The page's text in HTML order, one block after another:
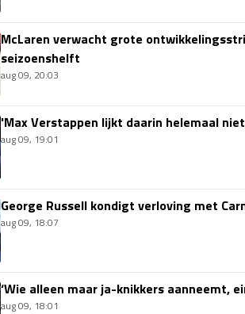
McLaren verwacht grote
seizoenshelft
aug 09, 20:03
'Max Verstappen lijkt daarin helemaal
aug 09, 19:01
George Russell kondigt verloving met
aug 09, 18:07
‘Wie alleen maar ja-knikkers aanneemt,
aug 09, 18:01